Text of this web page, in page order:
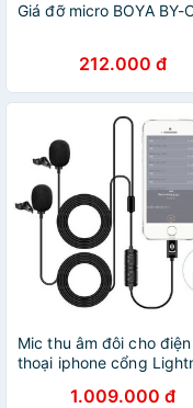
Giá đỡ micro BOYA BY-
212.000 đ
Mic thu âm đôi cho điện
thoại iphone cổng
1.009.000 đ